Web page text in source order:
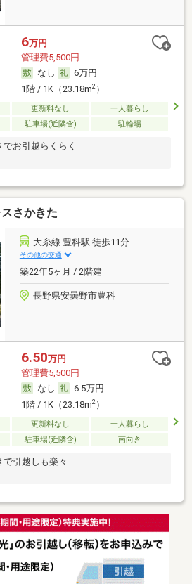
6万円
管理費5,500円
なし
6万円
1階 / 1K（23.18m2）
更新料なし
一人暮らし
駐車場(近隣含) 駐輪場
お引越らくらく
さかきた
大糸線 豊科駅 徒歩11分
その他の交通
築22年5ヶ月 / 2階建
長野県安曇野市豊科
6.50万円
管理費5,500円
なし
6.5万円
1階 / 1K（23.18m2）
更新料なし
一人暮らし
駐車場(近隣含) 南向き
引越しも楽々